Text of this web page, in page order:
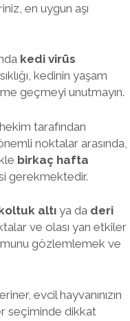
en uygun aşı
kedi virüs
kedinin yaşam
geçmeyi unutmayın.
tarafından
noktalar arasında,
birkaç hafta
gerekmektedir.
altıya da deri
ve olası yan etkiler
gözlemlemek ve
evcil hayvanınızın
seçiminde dikkat